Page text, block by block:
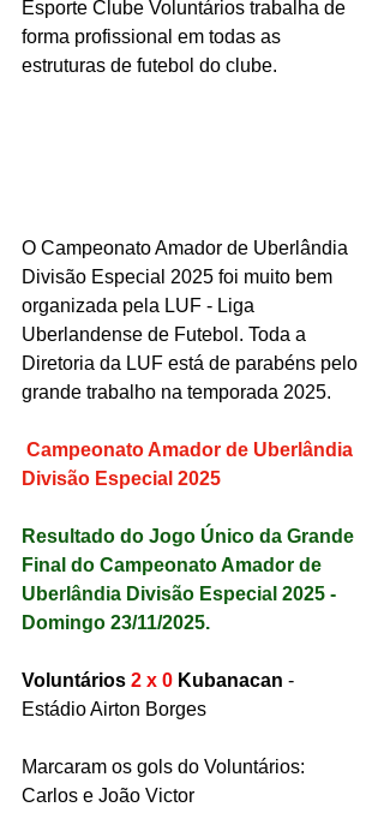
Esporte Clube Voluntários trabalha de
forma profissional em todas as
estruturas de futebol do clube.
O Campeonato Amador de Uberlândia
Divisão Especial 2025 foi muito bem
organizada pela LUF - Liga
Uberlandense de Futebol. Toda a
Diretoria da LUF está de parabéns pelo
grande trabalho na temporada 2025.
Campeonato Amador de Uberlândia
Divisão Especial 2025
Resultado do Jogo Único da Grande
Final do Campeonato Amador de
Uberlândia Divisão Especial 2025 -
Domingo 23/11/2025.
Voluntários 2 x 0 Kubanacan -
Estádio Airton Borges
Marcaram os gols do Voluntários:
Carlos e João Victor